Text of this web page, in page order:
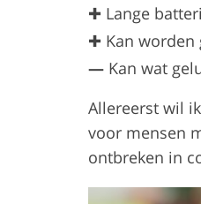
✚ Lange
✚ Kan worden
— Kan wat
Allereerst wil
voor mensen
ontbreken in